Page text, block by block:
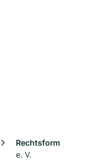
Rechtsform
e. V.